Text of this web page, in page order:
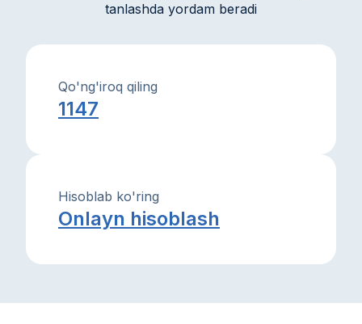
tanlashda yordam beradi
Qo'ng'iroq qiling
1147
Hisoblab ko'ring
Onlayn hisoblash